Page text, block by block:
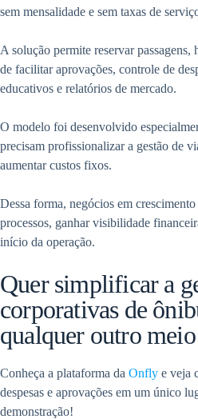
sem mensalidade e sem taxas de
A solução permite reservar passagens,
de facilitar aprovações, controle de
educativos e relatórios de mercado.
O modelo foi desenvolvido
precisam profissionalizar a gestão de
aumentar custos fixos.
Dessa forma, negócios em
processos, ganhar visibilidade
início da operação.
Quer simplificar a
corporativas de
qualquer outro
Conheça a plataforma da Onfly e veja
despesas e aprovações em um único
demonstração!